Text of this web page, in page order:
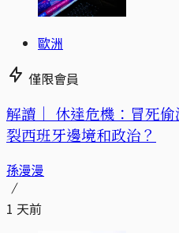
歐洲
僅限會員
解讀｜ 休達危機：冒死
裂西班牙邊境和政治？
孫漫漫
1 天前